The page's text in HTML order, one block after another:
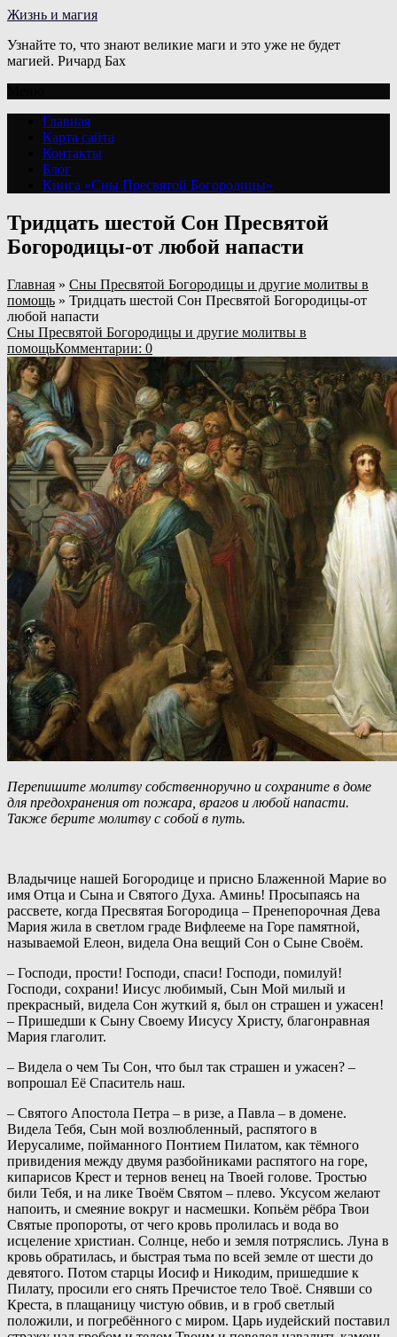
Жизнь и магия
Узнайте то, что знают великие маги и это уже не будет
магией. Ричард Бах
Главная
Карта сайта
Контакты
Блог
Книга «Сны Пресвятой Богородицы»
Тридцать шестой Сон Пресвятой
Богородицы-от любой напасти
Главная » Сны Пресвятой Богородицы и другие молитвы в
помощь » Тридцать шестой Сон Пресвятой Богородицы-от
любой напасти
Сны Пресвятой Богородицы и другие молитвы в
помощьКомментарии: 0
Перепишите молитву собственноручно и сохраните в доме
для предохранения от пожара, врагов и любой напасти.
Также берите молитву с собой в путь.
Владычице нашей Богородице и присно Блаженной Марие во
имя Отца и Сына и Святого Духа. Аминь! Просыпаясь на
рассвете, когда Пресвятая Богородица – Пренепорочная Дева
Мария жила в светлом граде Вифлееме на Горе памятной,
называемой Елеон, видела Она вещий Сон о Сыне Своём.
– Господи, прости! Господи, спаси! Господи, помилуй!
Господи, сохрани! Иисус любимый, Сын Мой милый и
прекрасный, видела Сон жуткий я, был он страшен и ужасен!
– Пришедши к Сыну Своему Иисусу Христу, благонравная
Мария глаголит.
– Видела о чем Ты Сон, что был так страшен и ужасен? –
вопрошал Её Спаситель наш.
– Святого Апостола Петра – в ризе, а Павла – в домене.
Видела Тебя, Сын мой возлюбленный, распятого в
Иерусалиме, пойманного Понтием Пилатом, как тёмного
привидения между двумя разбойниками распятого на горе,
кипарисов Крест и тернов венец на Твоей голове. Тростью
били Тебя, и на лике Твоём Святом – плево. Уксусом желают
напоить, и смеяние вокруг и насмешки. Копьём рёбра Твои
Святые пропороты, от чего кровь пролилась и вода во
исцеление христиан. Солнце, небо и земля потряслись. Луна в
кровь обратилась, и быстрая тьма по всей земле от шести до
девятого. Потом старцы Иосиф и Никодим, пришедшие к
Пилату, просили его снять Пречистое тело Твоё. Снявши со
Креста, в плащаницу чистую обвив, и в гроб светлый
положили, и погребённого с миром. Царь иудейский поставил